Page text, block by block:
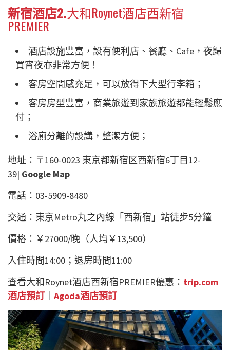
新宿酒店2.大和Roynet酒店西新宿
PREMIER
酒店設施豐富，設有便利店、餐廳、Cafe，夜歸
買宵夜亦非常方便！
客房空間感充足，可以放得下大型行李箱；
客房房型豐富，商業旅遊到家族旅遊都能輕鬆應
付；
浴廁分離的設講，整潔方便；
地址：〒160-0023 東京都新宿区西新宿6丁目12-
39| Google Map
電話：03-5909-8480
交通：東京Metro丸之內線「西新宿」站徒步5分鐘
價格：￥27000/晚（人均￥13,500）
入住時間14:00；退房時間11:00
查看大和Roynet酒店西新宿PREMIER優惠： trip.com
酒店預訂
Agoda酒店預訂